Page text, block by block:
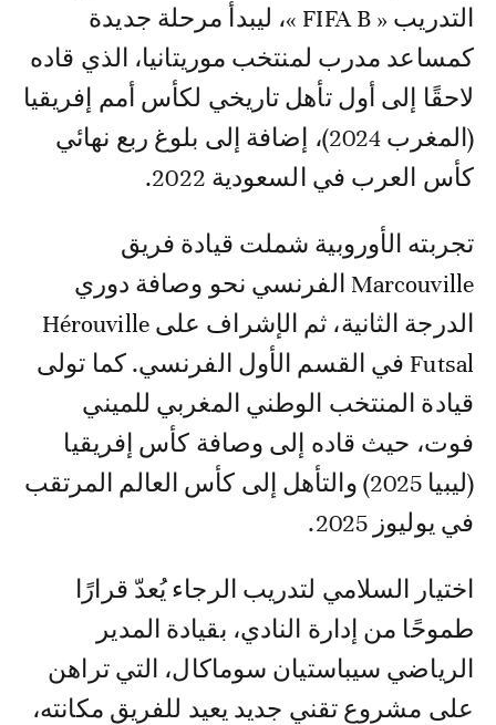
التدريب « FIFA B »، ليبدأ مرحلة جديدة
كمساعد مدرب لمنتخب موريتانيا، الذي قاده
لاحقًا إلى أول تأهل تاريخي لكأس أمم إفريقيا
(المغرب 2024)، إضافة إلى بلوغ ربع نهائي
كأس العرب في السعودية 2022.
تجربته الأوروبية شملت قيادة فريق
Marcouville الفرنسي نحو وصافة دوري
الدرجة الثانية، ثم الإشراف على Hérouville
Futsal في القسم الأول الفرنسي. كما تولى
قيادة المنتخب الوطني المغربي للميني
فوت، حيث قاده إلى وصافة كأس إفريقيا
(ليبيا 2025) والتأهل إلى كأس العالم المرتقب
في يوليوز 2025.
اختيار السلامي لتدريب الرجاء يُعدّ قرارًا
طموحًا من إدارة النادي، بقيادة المدير
الرياضي سيباستيان سوماكال، التي تراهن
على مشروع تقني جديد يعيد للفريق مكانته،